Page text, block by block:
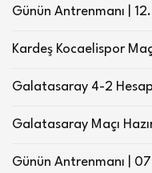
Günün Antrenmanı |
Kardeş Kocaelispor
Galatasaray 4-2
Galatasaray Maçı
Günün Antrenmanı |